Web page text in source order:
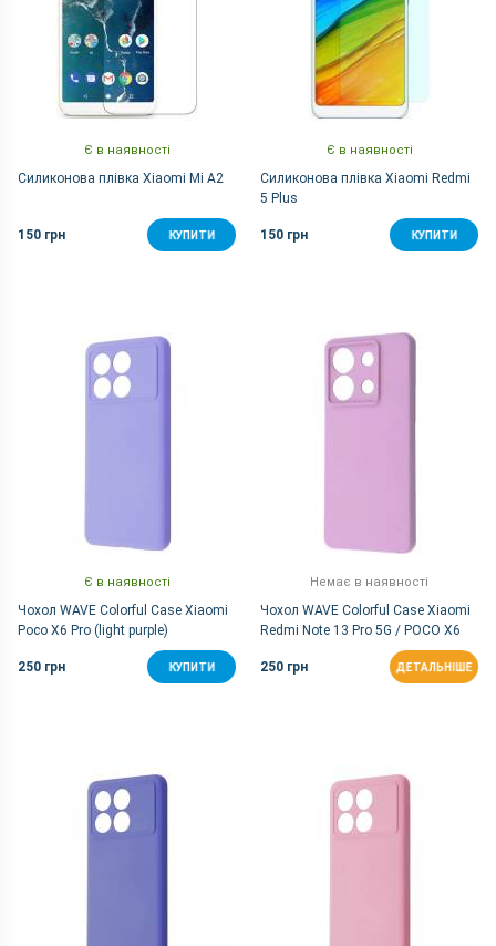
Є в наявності
Силиконова плівка Xiaomi Mi A2
150 грн КУПИТИ
Є в наявності
Силиконова плівка Xiaomi Redmi
5 Plus
150 грн КУПИТИ
Є в наявності
Чохол WAVE Colorful Case Xiaomi
Poco X6 Pro (light purple)
250 грн КУПИТИ
Немає в наявності
Чохол WAVE Colorful Case Xiaomi
Redmi Note 13 Pro 5G / POCO X6
250 грн
ДЕТАЛЬНІШЕ